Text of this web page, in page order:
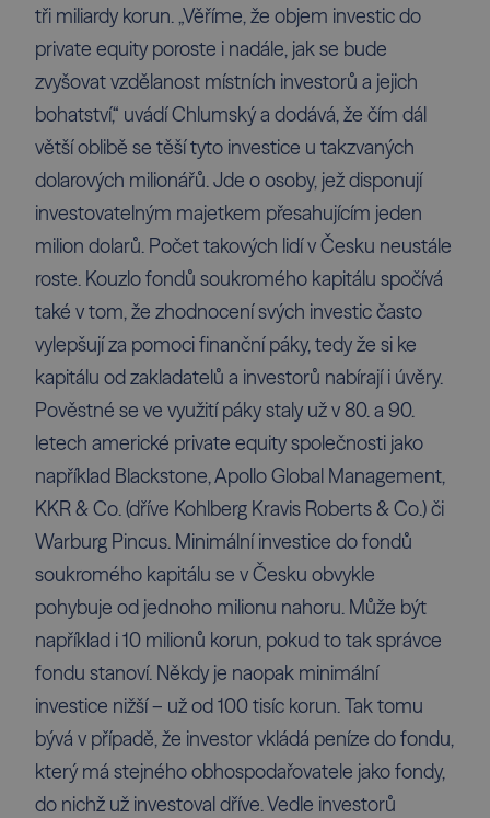
tři miliardy korun. „Věříme, že objem investic do
private equity poroste i nadále, jak se bude
zvyšovat vzdělanost místních investorů a jejich
bohatství,“ uvádí Chlumský a dodává, že čím dál
větší oblibě se těší tyto investice u takzvaných
dolarových milionářů. Jde o osoby, jež disponují
investovatelným majetkem přesahujícím jeden
milion dolarů. Počet takových lidí v Česku neustále
roste. Kouzlo fondů soukromého kapitálu spočívá
také v tom, že zhodnocení svých investic často
vylepšují za pomoci finanční páky, tedy že si ke
kapitálu od zakladatelů a investorů nabírají i úvěry.
Pověstné se ve využití páky staly už v 80. a 90.
letech americké private equity společnosti jako
například Blackstone, Apollo Global Management,
KKR & Co. (dříve Kohlberg Kravis Roberts & Co.) či
Warburg Pincus. Minimální investice do fondů
soukromého kapitálu se v Česku obvykle
pohybuje od jednoho milionu nahoru. Může být
například i 10 milionů korun, pokud to tak správce
fondu stanoví. Někdy je naopak minimální
investice nižší – už od 100 tisíc korun. Tak tomu
bývá v případě, že investor vkládá peníze do fondu,
který má stejného obhospodařovatele jako fondy,
do nichž už investoval dříve. Vedle investorů